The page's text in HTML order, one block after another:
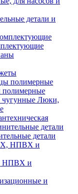
детали и
Люки,
детали
НПВХ и